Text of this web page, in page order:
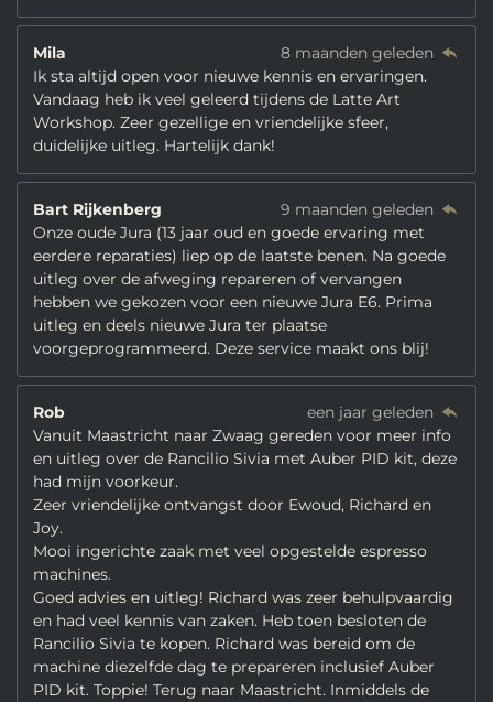
Mila
8 maanden geleden
Ik sta altijd open voor nieuwe kennis en ervaringen.
Vandaag heb ik veel geleerd tijdens de Latte Art
Workshop. Zeer gezellige en vriendelijke sfeer,
duidelijke uitleg. Hartelijk dank!
Bart Rijkenberg
9 maanden geleden
Onze oude Jura (13 jaar oud en goede ervaring met
eerdere reparaties) liep op de laatste benen. Na goede
uitleg over de afweging repareren of vervangen
hebben we gekozen voor een nieuwe Jura E6. Prima
uitleg en deels nieuwe Jura ter plaatse
voorgeprogrammeerd. Deze service maakt ons blij!
Rob
een jaar geleden
Vanuit Maastricht naar Zwaag gereden voor meer info
en uitleg over de Rancilio Sivia met Auber PID kit, deze
had mijn voorkeur.
Zeer vriendelijke ontvangst door Ewoud, Richard en
Joy.
Mooi ingerichte zaak met veel opgestelde espresso
machines.
Goed advies en uitleg! Richard was zeer behulpvaardig
en had veel kennis van zaken. Heb toen besloten de
Rancilio Sivia te kopen. Richard was bereid om de
machine diezelfde dag te prepareren inclusief Auber
PID kit. Toppie! Terug naar Maastricht. Inmiddels de